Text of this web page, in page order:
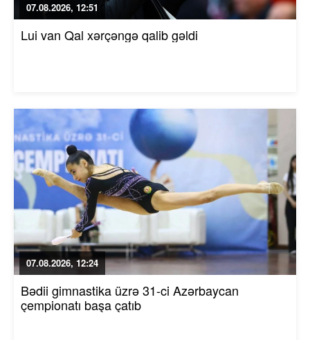
07.08.2026, 12:51
Lui van Qal xərçəngə qalib gəldi
07.08.2026, 12:24
Bədii gimnastika üzrə 31-ci Azərbaycan
çempionatı başa çatıb